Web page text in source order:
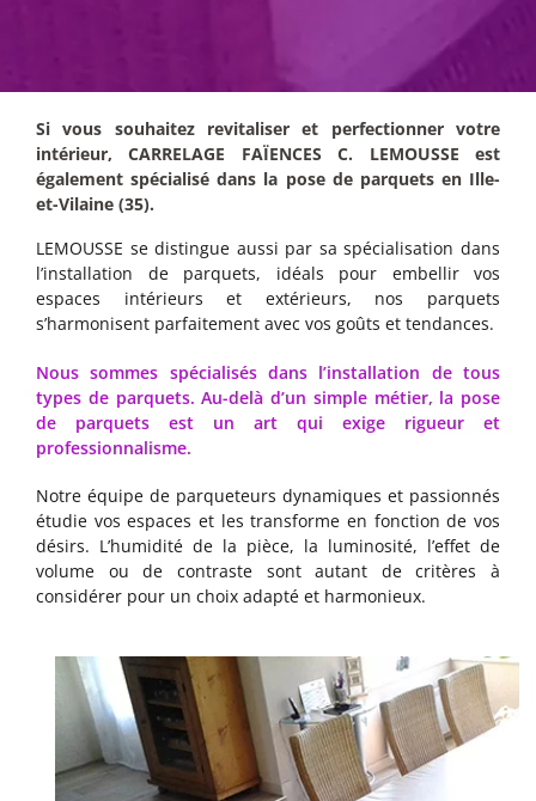
Si vous souhaitez revitaliser et perfectionner votre
intérieur, CARRELAGE FAÏENCES C. LEMOUSSE est
également spécialisé dans la pose de parquets en Ille-
et-Vilaine (35).
LEMOUSSE se distingue aussi par sa spécialisation dans
l’installation de parquets, idéals pour embellir vos
espaces intérieurs et extérieurs, nos parquets
s’harmonisent parfaitement avec vos goûts et tendances.
Nous sommes spécialisés dans l’installation de tous
types de parquets. Au-delà d’un simple métier, la pose
de parquets est un art qui exige rigueur et
professionnalisme.
Notre équipe de parqueteurs dynamiques et passionnés
étudie vos espaces et les transforme en fonction de vos
désirs. L’humidité de la pièce, la luminosité, l’effet de
volume ou de contraste sont autant de critères à
considérer pour un choix adapté et harmonieux.